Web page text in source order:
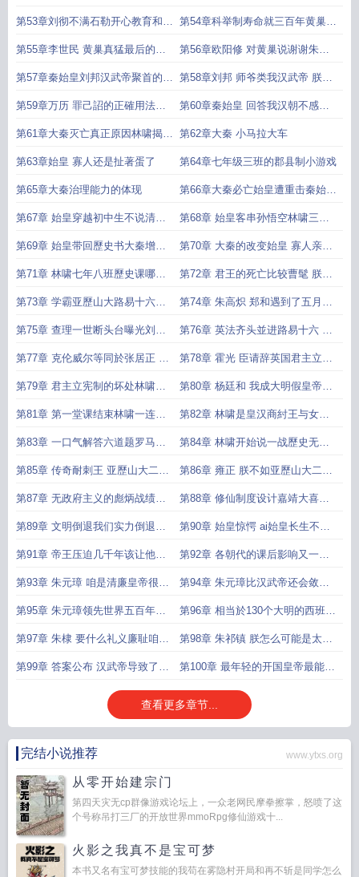
禧 维多利亚怎么回事 朱元璋厉害的石勒
第53章刘彻不满石勒开心教育和选
人用人歷史变迁
第54章科举制寿命就三百年黄巢续
命科举制
第55章李世民 黄巢真猛最后的科
举和状元
第56章欧阳修 对黄巢说谢谢朱元
璋对科举的新点子
第57章秦始皇刘邦汉武帝聚首的表
演
第58章刘邦 师爷类我汉武帝 朕要
怎么当千古一帝
第59章万历 罪己詔的正確用法朱
標 爹你就是二凤啊
第60章秦始皇 回答我汉朝不感谢
嬴政
第61章大秦灭亡真正原因林啸揭晓
答案
第62章大秦 小马拉大车
第63章始皇 寡人还是扯著蛋了 第64章七年级三班的郡县制小游戏
第65章大秦治理能力的体现 第66章大秦必亡始皇遭重击秦始皇
附身秦政
第67章 始皇穿越初中生不说清楚
不准下课
第68章 始皇客串孙悟空林啸三拍
肩膀
第69章 始皇带回歷史书大秦增添
秦政视角
第70章 大秦的改变始皇 寡人亲自
处理胡亥
第71章 林啸七年八班歷史课哪位
君王死得伟大
第72章 君王的死亡比较曹髦 朕怎
么会是高贵乡公
第73章 学霸亚歷山大路易十六惊
恐 我造成了十亿人死亡
第74章 朱高炽 郑和遇到了五月花
號始皇父子和詹姆斯父子
第75章 查理一世断头台曝光刘邦
朕才不是克伦威尔
第76章 英法齐头並进路易十六 砸
掉赶紧把断头台砸掉
第77章 克伦威尔等同於张居正 霍
光 司马昭张居正 毁灭吧赶紧的
第78章 霍光 臣请辞英国君主立宪
制歷史脉络
第79章 君主立宪制的坏处林啸再
出题 哪个朝代有类似君主立宪制
第80章 杨廷和 我成大明假皇帝了
君主立宪制在大明表现
第81章 第一堂课结束林啸一连八
个填空题诸葛亮尝试作答
第82章 林啸是皇汉商紂王与女媧
歷史一下成神话了
第83章 一口气解答六道题罗马共
和国和罗马帝国帝王惊讶
第84章 林啸开始说一战歷史无政
府主义的彪炳战绩
第85章 传奇耐刺王 亚歷山大二世
李毅的解答
第86章 雍正 朕不如亚歷山大二世
正確答案公布比亚歷山大更硬的人
第87章 无政府主义的彪炳战绩课
堂游戏 诛仙用的是什么制度
第88章 修仙制度设计嘉靖大喜八
班 嘉靖就是一头猪嘉靖破防
第89章 文明倒退我们实力倒退几
百年诸葛亮 后世百亿人口
第90章 始皇惊愕 ai始皇长生不老
李世民激动 朕能统兵千亿
第91章 帝王压迫几千年该让他们
打工还债了
第92章 各朝代的课后影响又一堂
课题目 哪位君主最会敛財
第93章 朱元璋 咱是清廉皇帝很勤
俭约的好不好雍正时期的外国官员
第94章 朱元璋比汉武帝还会敛財
大明美联储领先世界五百年
第95章 朱元璋领先世界五百年的
金融鼻祖
第96章 相当於130个大明的西班牙
帝国皇帝们被彻底震撼
第97章 朱棣 要什么礼义廉耻咱要
钱第二题 谁是最年轻太上皇
第98章 朱祁镇 朕怎么可能是太上
皇乾隆 逆子给朕上庙號高宗
第99章 答案公布 汉武帝导致了世
界上最年轻的18岁太上皇
第100章 最年轻的开国皇帝最能整
活的太上皇朱祁镇的呼声
查看更多章节...
完结小说推荐 www.ytxs.org
从零开始建宗门
第四天灾无cp群像游戏论坛上，一众老网民摩拳擦掌，怒喷了这
个号称吊打三厂的开放世界mmoRpg修仙游戏十...
火影之我真不是宝可梦
本书又名有宝可梦技能的我苟在雾隐村开局和再不斩是同学怎么